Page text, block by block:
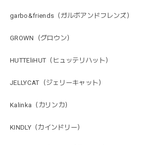
garbo&friends（ガルボアンドフレンズ）
GROWN（グロウン）
HUTTEliHUT（ヒュッテリハット）
JELLYCAT（ジェリーキャット）
Kalinka（カリンカ）
KINDLY（カインドリー）